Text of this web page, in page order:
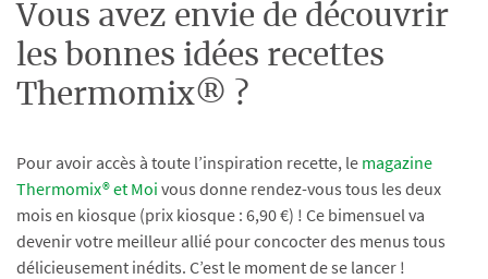
Vous avez envie de découvrir
les bonnes idées recettes
Thermomix® ?
Pour avoir accès à toute l’inspiration recette, le magazine
Thermomix® et Moi vous donne rendez-vous tous les deux
mois en kiosque (prix kiosque : 6,90 €) ! Ce bimensuel va
devenir votre meilleur allié pour concocter des menus tous
délicieusement inédits. C’est le moment de se lancer !